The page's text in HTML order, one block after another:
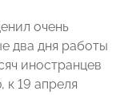
очень
два дня работы
иностранцев
19 апреля